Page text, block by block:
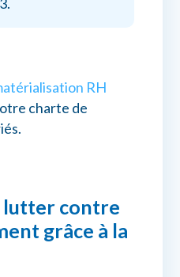
RH
charte de
lutter contre
grâce à la